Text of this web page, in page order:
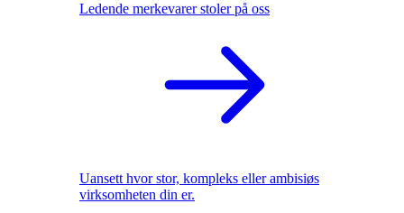
Ledende merkevarer stoler på oss
Uansett hvor stor, kompleks eller ambisiøs
virksomheten din er.